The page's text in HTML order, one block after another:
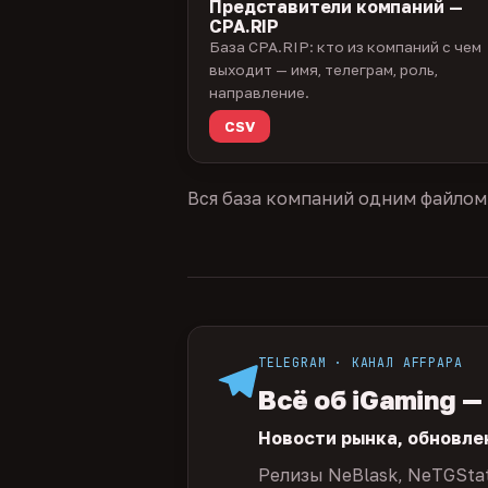
Представители компаний —
CPA.RIP
База CPA.RIP: кто из компаний с чем
выходит — имя, телеграм, роль,
направление.
CSV
Вся база компаний одним
TELEGRAM · КАНАЛ AFFPAPA
Всё об iGaming
Новости рынка,
Релизы NeBlask,